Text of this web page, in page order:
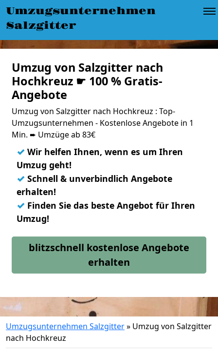
Umzugsunternehmen
Salzgitter
Umzug von Salzgitter nach
Hochkreuz ☛ 100 % Gratis-
Angebote
Umzug von Salzgitter nach Hochkreuz : Top-
Umzugsunternehmen - Kostenlose Angebote in 1
Min. ➨ Umzüge ab 83€
✓ Wir helfen Ihnen, wenn es um Ihren
Umzug geht!
✓ Schnell & unverbindlich Angebote
erhalten!
✓ Finden Sie das beste Angebot für Ihren
Umzug!
blitzschnell kostenlose Angebote
erhalten
Umzugsunternehmen Salzgitter» Umzug von Salzgitter
nach Hochkreuz